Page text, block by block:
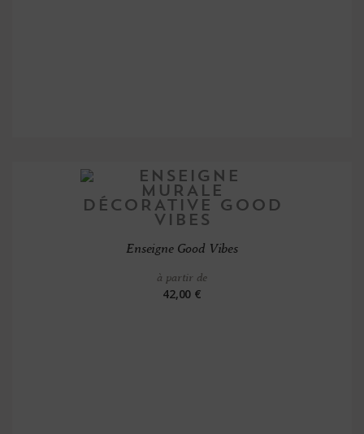
Enseigne Good Vibes
à partir de
42,00 €